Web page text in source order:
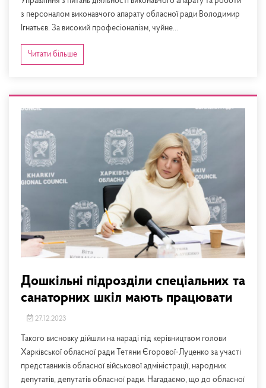
з персоналом виконавчого апарату обласної ради Володимир
Ігнатьєв. За високий професіоналізм, чуйне...
Читати більше
Дошкільні підрозділи спеціальних та
санаторних шкіл мають працювати
27.12.2023
Такого висновку дійшли на нараді під керівництвом голови
Харківської обласної ради Тетяни Єгорової-Луценко за участі
представників обласної військової адміністрації, народних
депутатів, депутатів обласної ради. Нагадаємо, що до обласної